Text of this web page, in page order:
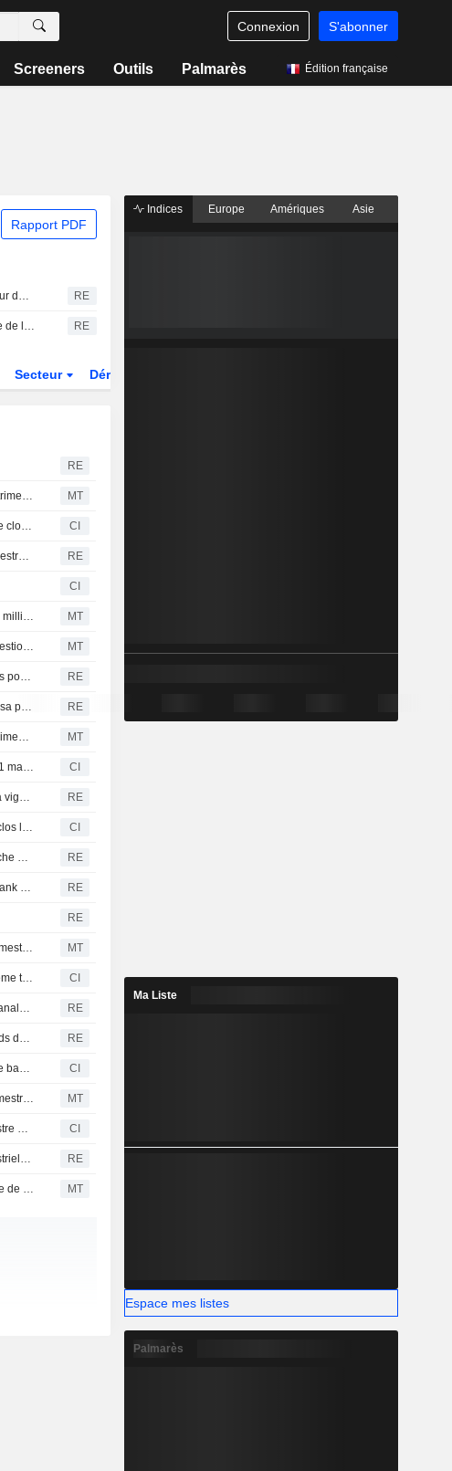
Connexion S'abonner
Screeners Outils Palmarès Édition française
Rapport PDF
State Bank of India, premier prêteur du pays, dépasse les prévisions de bénéfice trimestriel grâce à la croissance des prêts RE
RÉACTIONS : La banque centrale de l'Inde maintient ses taux comme prévu RE
Secteur Dérivés
RE
Kotak Mahindra Bank affiche une croissance de son bénéfice au premier trimestre fiscal MT
Kotak Mahindra Bank Limited publie ses résultats pour le premier trimestre clos le 30 juin 2026 CI
Inde : le bénéfice de Kotak Mahindra Bank bondit de 26 % au premier trimestre, dépassant les attentes RE
CI
Kotak Mahindra Bank finalise le transfert d'un portefeuille de prets de 95,9 milliards de roupies de sa filiale MT
Kotak Mahindra Bank va racheter les activités de banque de détail et de gestion de fortune de Deutsche Bank en Inde MT
Inde : Ashok Vaswani, PDG de Kotak Mahindra Bank, quittera ses fonctions pour raisons personnelles RE
Jammu and Kashmir Bank : la RBI autorise Kotak Mahindra Bank à porter sa participation globale jusqu'à 9,99 % RE
Le bénéfice consolidé de Kotak Mahindra Bank progresse au quatrième trimestre fiscal MT
Kotak Mahindra Bank Limited publie ses résultats pour l'exercice clos le 31 mars 2026 CI
Inde : Kotak Mahindra Bank dépasse les prévisions de bénéfice grâce à la vigueur du crédit RE
Kotak Mahindra Bank Limited propose un dividende au titre de l'exercice clos le 31 mars 2026 CI
Kotak Mahindra Bank s'apprête à racheter les activités de détail de Deutsche Bank en Inde pour 45 milliards de roupies, selon l'ET RE
Stanchart examine les offres finales de Kotak Mahindra Bank et Federal Bank pour son portefeuille de cartes de crédit grand public RE
RE
Le bénéfice consolidé de Kotak Mahindra Bank progresse au troisième trimestre fiscal MT
Kotak Mahindra Bank Limited publie ses résultats financiers pour le troisième trimestre et les neuf premiers mois clos le 31 décembre 2025 CI
Le bénéfice de Kotak Mahindra Bank progresse de 4,2 % mais déçoit les analystes RE
Le bénéfice net trimestriel de Kotak Mahindra Bank s'élève à 34,46 milliards de roupies RE
Kotak Mahindra Bank et Federal Bank en lice pour acquérir les activités de banque de détail et de gestion de patrimoine de Deutsche Bank en Inde CI
Bénéfice consolidé en baisse pour Kotak Mahindra Bank au deuxième trimestre fiscal MT
Kotak Mahindra Bank Limited publie ses résultats pour le deuxième trimestre et le premier semestre clos le 30 septembre 2025 CI
Kotak Mahindra Bank en Inde manque les estimations de bénéfices trimestriels en raison de provisions accrues RE
Dhoot Transmission engage des banques pour une introduction en bourse de 250 millions de dollars MT
Indices Europe Amériques Asie
Ma Liste
Espace mes listes
Palmarès